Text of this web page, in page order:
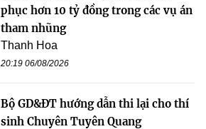
phục hơn 10 tỷ đồng trong các vụ án
tham nhũng
Thanh Hoa
20:19 06/08/2026
Bộ GD&ĐT hướng dẫn thi lại cho thí
sinh Chuyên Tuyên Quang